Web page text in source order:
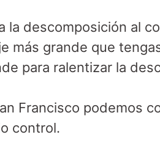
la descomposición al
más grande que
para ralentizar la
Francisco podemos
control.